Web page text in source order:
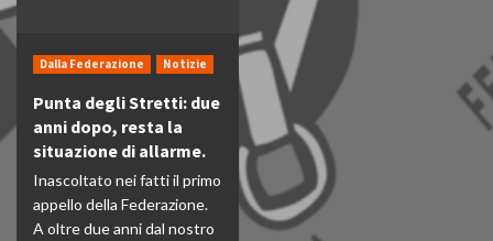
Dalla Federazione Notizie
Punta degli Stretti: due
anni dopo, resta la
situazione di allarme.
Inascoltato nei fatti il primo
appello della Federazione.
A oltre due anni dal nostro